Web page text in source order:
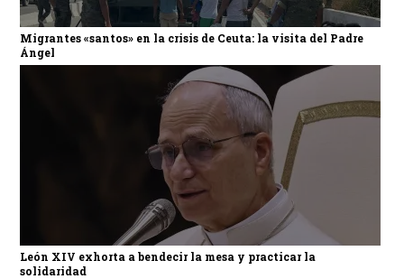
Migrantes «santos» en la crisis de Ceuta: la visita del Padre
Ángel
León XIV exhorta a bendecir la mesa y practicar la
solidaridad